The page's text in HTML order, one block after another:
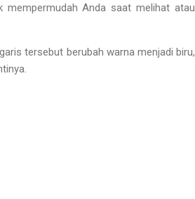
mempermudah Anda saat melihat atau
tersebut berubah warna menjadi biru,